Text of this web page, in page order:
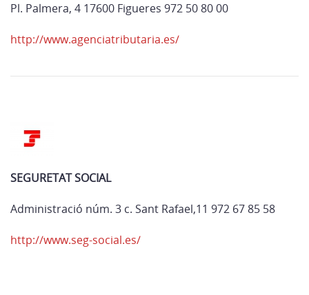
Pl. Palmera, 4 17600 Figueres 972 50 80 00
http://www.agenciatributaria.es/
SEGURETAT SOCIAL
Administració núm. 3 c. Sant Rafael,11 972 67 85 58
http://www.seg-social.es/